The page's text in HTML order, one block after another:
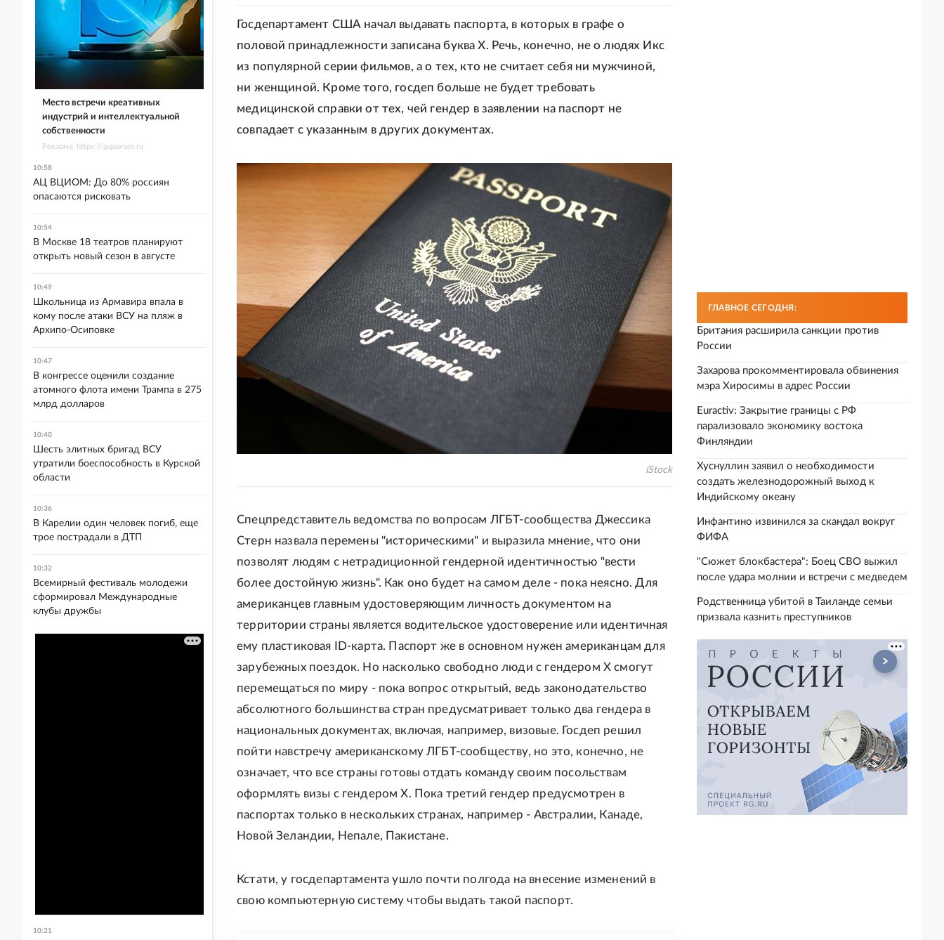
Госдепартамент США начал выдавать паспорта, в которых в графе о
половой принадлежности записана буква X. Речь, конечно, не о людях Икс
из популярной серии фильмов, а о тех, кто не считает себя ни мужчиной,
ни женщиной. Кроме того, госдеп больше не будет требовать
медицинской справки от тех, чей гендер в заявлении на паспорт не
совпадает с указанным в других документах.
iStock
Спецпредставитель ведомства по вопросам ЛГБТ-сообщества Джессика
Стерн назвала перемены "историческими" и выразила мнение, что они
позволят людям с нетрадиционной гендерной идентичностью "вести
более достойную жизнь". Как оно будет на самом деле - пока неясно. Для
американцев главным удостоверяющим личность документом на
территории страны является водительское удостоверение или идентичная
ему пластиковая ID-карта. Паспорт же в основном нужен американцам для
зарубежных поездок. Но насколько свободно люди с гендером X смогут
перемещаться по миру - пока вопрос открытый, ведь законодательство
абсолютного большинства стран предусматривает только два гендера в
национальных документах, включая, например, визовые. Госдеп решил
пойти навстречу американскому ЛГБТ-сообществу, но это, конечно, не
означает, что все страны готовы отдать команду своим посольствам
оформлять визы с гендером X. Пока третий гендер предусмотрен в
паспортах только в нескольких странах, например - Австралии, Канаде,
Новой Зеландии, Непале, Пакистане.
Кстати, у госдепартамента ушло почти полгода на внесение изменений в
свою компьютерную систему чтобы выдать такой паспорт.
ГЛАВНОЕ СЕГОДНЯ:
Британия расширила санкции против
России
Захарова прокомментировала обвинения
мэра Хиросимы в адрес России
Euractiv: Закрытие границы с РФ
парализовало экономику востока
Финляндии
Хуснуллин заявил о необходимости
создать железнодорожный выход к
Индийскому океану
Инфантино извинился за скандал вокруг
ФИФА
"Сюжет блокбастера": Боец СВО выжил
после удара молнии и встречи с медведем
Родственница убитой в Таиланде семьи
призвала казнить преступников
Место встречи креативных
индустрий и интеллектуальной
собственности
Реклама. https://ipquorum.ru
10:58
АЦ ВЦИОМ: До 80% россиян
опасаются рисковать
10:54
В Москве 18 театров планируют
открыть новый сезон в августе
10:49
Школьница из Армавира впала в
кому после атаки ВСУ на пляж в
Архипо-Осиповке
10:47
В конгрессе оценили создание
атомного флота имени Трампа в 275
млрд долларов
10:40
Шесть элитных бригад ВСУ
утратили боеспособность в Курской
области
10:36
В Карелии один человек погиб, еще
трое пострадали в ДТП
10:32
Всемирный фестиваль молодежи
сформировал Международные
клубы дружбы
10:21